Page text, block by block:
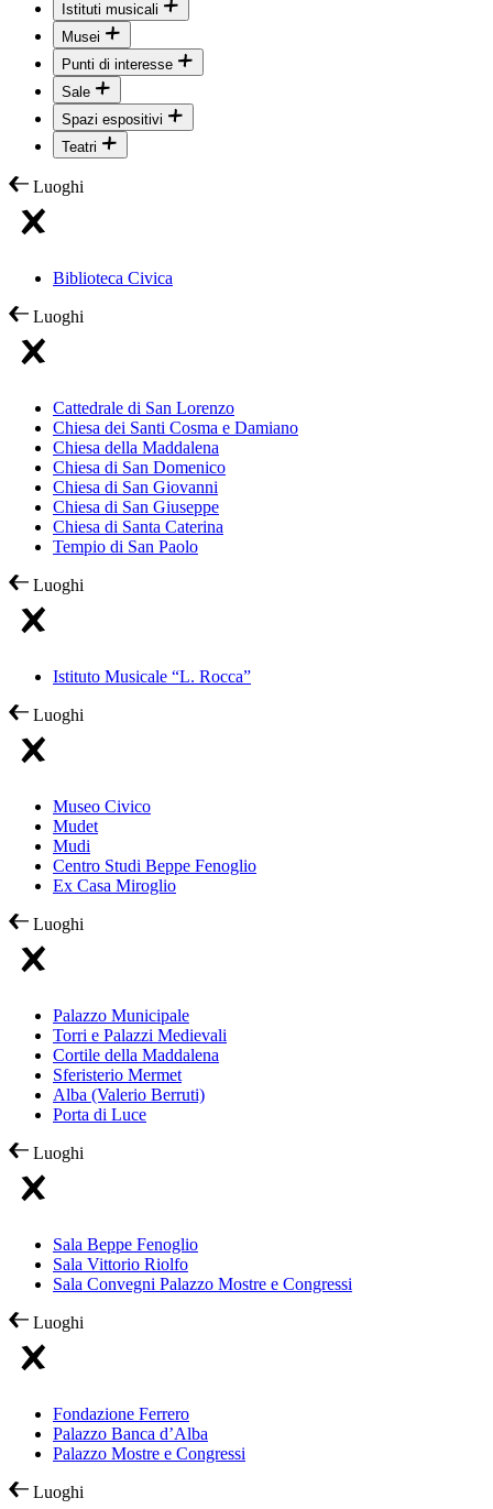
Istituti musicali
Musei
Punti di interesse
Sale
Spazi espositivi
Teatri
Luoghi
Biblioteca Civica
Luoghi
Cattedrale di San Lorenzo
Chiesa dei Santi Cosma e Damiano
Chiesa della Maddalena
Chiesa di San Domenico
Chiesa di San Giovanni
Chiesa di San Giuseppe
Chiesa di Santa Caterina
Tempio di San Paolo
Luoghi
Istituto Musicale “L. Rocca”
Luoghi
Museo Civico
Mudet
Mudi
Centro Studi Beppe Fenoglio
Ex Casa Miroglio
Luoghi
Palazzo Municipale
Torri e Palazzi Medievali
Cortile della Maddalena
Sferisterio Mermet
Alba (Valerio Berruti)
Porta di Luce
Luoghi
Sala Beppe Fenoglio
Sala Vittorio Riolfo
Sala Convegni Palazzo Mostre e Congressi
Luoghi
Fondazione Ferrero
Palazzo Banca d’Alba
Palazzo Mostre e Congressi
Luoghi